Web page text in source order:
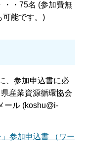
・75名 (参加費無
可能です。)
、参加申込書に必
産業資源循環協会
ール (koshu@i-
」参加申込書 （ワー